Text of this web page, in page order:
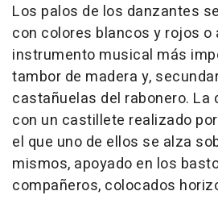
Los palos de los danzantes
con colores blancos y rojos o
instrumento musical más
tambor de madera y,
castañuelas del rabonero. La
con un castillete realizado
el que uno de ellos se alza
mismos, apoyado en los
compañeros, colocados